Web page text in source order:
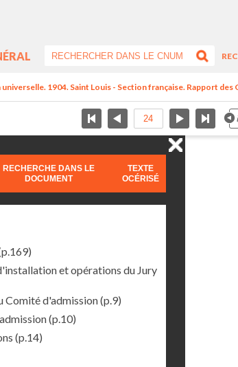
1904. Saint Louis - Section française. Rapport des
RECHERCHE DANS LE
DOCUMENT
TEXTE
OCÉRISÉ
et opérations du Jury
Comité d'admission(p.9)
(p.10)
(p.14)